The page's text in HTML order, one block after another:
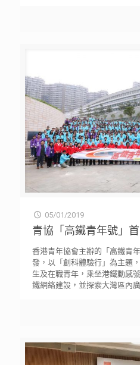
05/01/2019
青協「高鐵青年號」
香港青年協會主辦的「高鐵青
發，以「創科體驗行」為主題
生及在職青年，乘坐港鐵動感
鐵網絡建設，並探索大灣區內